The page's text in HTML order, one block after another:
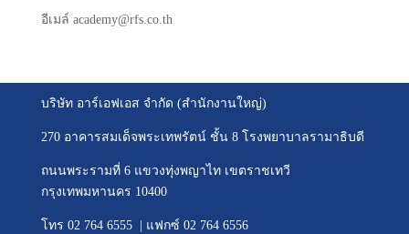
อีเมล์ academy@rfs.co.th
บริษัท อาร์เอฟเอส จำกัด (สำนักงานใหญ่)
270 อาคารสมเด็จพระเทพรัตน์ ชั้น 8 โรงพยาบาลรามาธิบดี
ถนนพระรามที่ 6 แขวงทุ่งพญาไท เขตราชเทวี
กรุงเทพมหานคร 10400
โทร 02 764 6555 | แฟกซ์ 02 764 6556